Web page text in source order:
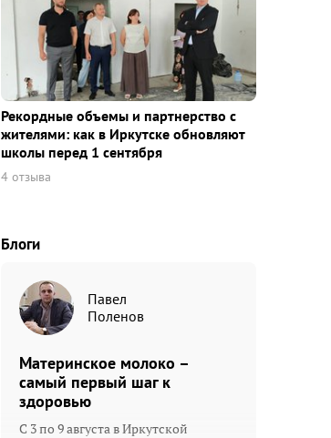
Рекордные объемы и партнерство с
жителями: как в Иркутске обновляют
школы перед 1 сентября
4 отзыва
Блоги
Павел
Поленов
Материнское молоко –
самый первый шаг к
здоровью
С 3 по 9 августа в Иркутской